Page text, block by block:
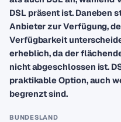
DSL präsent ist. Daneben
Anbieter zur Verfügung,
Verfügbarkeit
erheblich, da der
nicht abgeschlossen ist.
praktikable Option, auch
begrenzt sind.
BUNDESLAND